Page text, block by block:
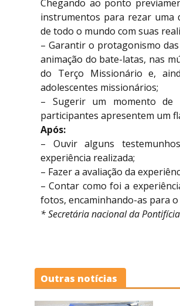
Chegando ao ponto
instrumentos para rezar uma
de todo o mundo com suas
– Garantir o protagonismo
animação do bate-latas, nas
do Terço Missionário e,
adolescentes missionários;
– Sugerir um momento de
participantes apresentem um
Após:
– Ouvir alguns
experiência realizada;
– Fazer a avaliação da
– Contar como foi a
fotos, encaminhando-as para o
* Secretária nacional da
Outras notícias